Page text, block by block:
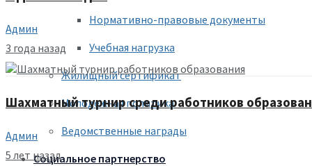
Нормативно-правовые документы
Учебная нагрузка
Жилищный сертификат
Молодежная политика
Ведомственные награды
Социальное партнерство
Админ
3 года назад
Шахматный турнир среди работников
Админ
5 лет назад